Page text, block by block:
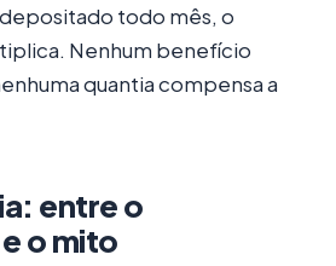
depositado todo mês, o
Nenhum benefício
quantia compensa a
entre o
o mito